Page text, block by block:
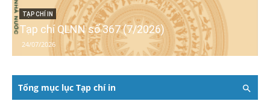
TẠP CHÍ IN
Tạp chí QLNN số 367 (7/2026)
24/07/2026
Tổng mục lục Tạp chí in